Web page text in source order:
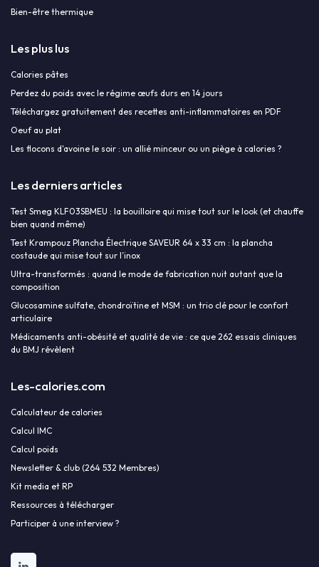
Bien-être thermique
Les plus lus
Calories pâtes
Perdez du poids avec le régime œufs durs en 14 jours
Téléchargez gratuitement des recettes anti-inflammatoires en PDF
Oeuf au plat
Les flocons d'avoine le soir : un allié minceur ou un piège à calories ?
Les derniers articles
Test Smeg KLF03SBMEU : la bouilloire qui mise tout sur le look (et chauffe
bien quand même)
Test Krampouz Plancha Électrique SAVEUR 64 x 33 cm : la plancha
costaude qui mise tout sur l’inox
Ultra-transformés : quand le mode de fabrication nuit autant que la
composition
Glucosamine sulfate, chondroïtine et MSM : un trio clé pour le confort
articulaire
Médicaments anti-obésité et qualité de vie : ce que 262 essais cliniques
du BMJ révèlent
Les-calories.com
Calculateur de calories
Calcul IMC
Calcul poids
Newsletter & club (264 532 Membres)
Kit media et RP
Ressources à télécharger
Participer à une interview ?